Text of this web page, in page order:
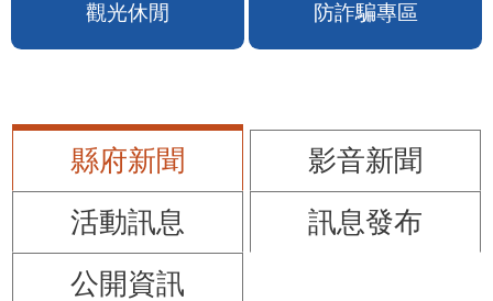
觀光休閒 防詐騙專區
縣府新聞
影音新聞
活動訊息
訊息發布
公開資訊